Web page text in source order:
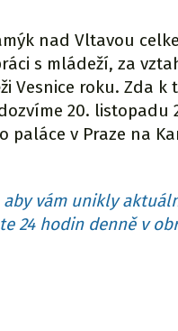
nad Vltavou
s mládeží, za
Vesnice roku. Zda
20.
paláce v Praze na
aby vám unikly
24 hodin denně v